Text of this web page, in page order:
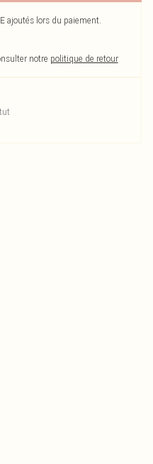
ajoutés lors du paiement.
notre politique de retour